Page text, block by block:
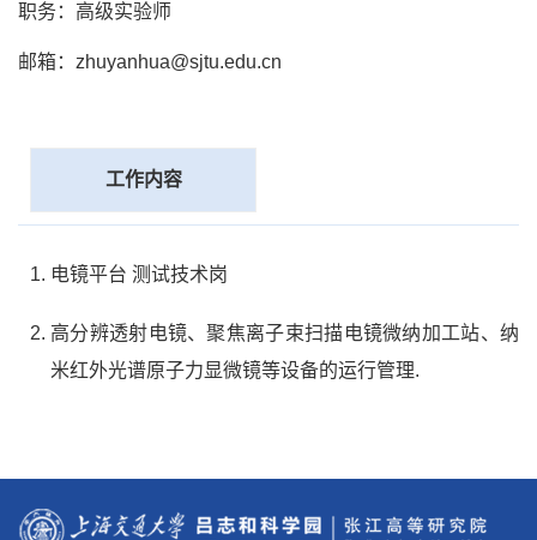
职务：高级实验师
邮箱：zhuyanhua@sjtu.edu.cn
工作内容
电镜平台 测试技术岗
高分辨透射电镜、聚焦离子束扫描电镜微纳加工站、纳
米红外光谱原子力显微镜等设备的运行管理.